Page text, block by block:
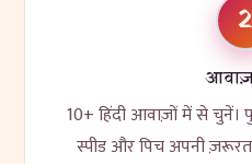
2
10+ हिंदी आवाज़ों में से चुनें।
स्पीड और पिच अपनी